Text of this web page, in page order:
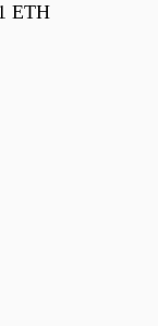
ETH